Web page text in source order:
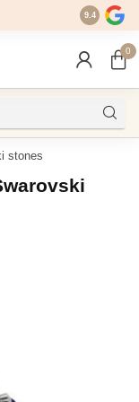
9.4
0
stones